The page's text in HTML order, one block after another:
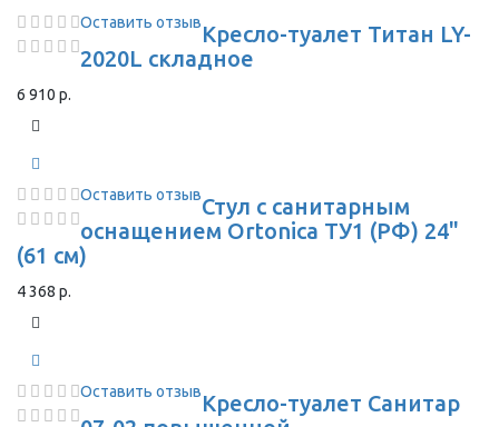
Оставить отзывКресло-туалет Титан LY-
2020L складное
6 910 р.
Оставить отзывСтул с санитарным
оснащением Ortonica ТУ1 (РФ) 24"
(61 см)
4 368 р.
Оставить отзывКресло-туалет Санитар